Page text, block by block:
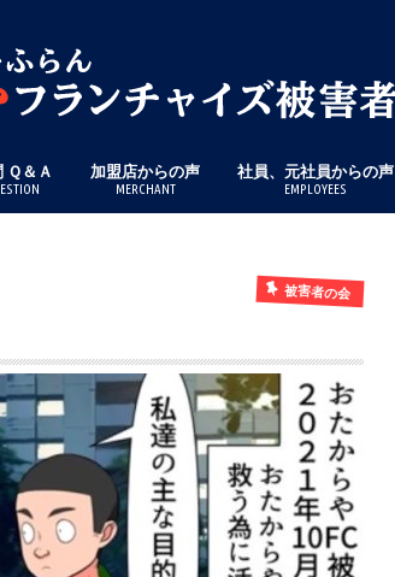
Ｑ＆Ａ 加盟店からの声
MERCHANT
社員、元社員からの声
EMPLOYEES
被害者の会